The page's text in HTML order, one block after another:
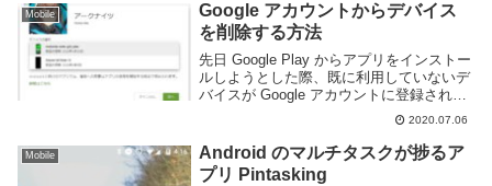
Mobile
Google アカウントからデバイス
を削除する方法
先日 Google Play からアプリをインストー
ルしようとした際、既に利用していないデ
バイスが Google アカウントに登録されて
いる事に気づいた。motorola moto g(6)
plus は現在利用していない端末なのだが、
スマ...
2020.07.06
Mobile
Android のマルチタスクが捗るア
プリ Pintasking